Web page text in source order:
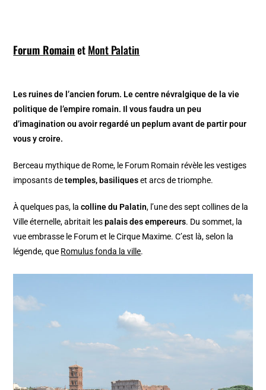
Forum RomainetMont Palatin
Les ruines de l’ancien forum. Le centre névralgique de la vie
politique de l’empire romain. Il vous faudra un peu
d’imagination ou avoir regardé un peplum avant de partir pour
vous y croire.
Berceau mythique de Rome, le Forum Romain révèle les vestiges
imposants detemples, basiliqueset arcs de triomphe.
À quelques pas, lacolline du Palatin, l’une des sept collines de la
Ville éternelle, abritait lespalais des empereurs. Du sommet, la
vue embrasse le Forum et le Cirque Maxime. C’est là, selon la
légende, que Romulus fonda la ville.